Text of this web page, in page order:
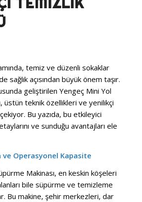
temiz ve düzenli sokaklar
sağlık açısından büyük önem taşır.
geliştirilen Yengeç Mini Yol
üstün teknik özellikleri ve yenilikçi
Bu yazıda, bu etkileyici
ve sunduğu avantajları ele
ve Operasyonel Kapasite
Makinası, en keskin köşeleri
bile süpürme ve temizleme
Bu makine, şehir merkezleri, dar